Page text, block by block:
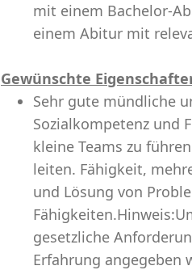
mit einem Bachelor-
einem Abitur mit
Gewünschte
Sehr gute mündliche
Sozialkompetenz und
kleine Teams zu
leiten. Fähigkeit,
und Lösung von
gesetzliche
Erfahrung angegeben